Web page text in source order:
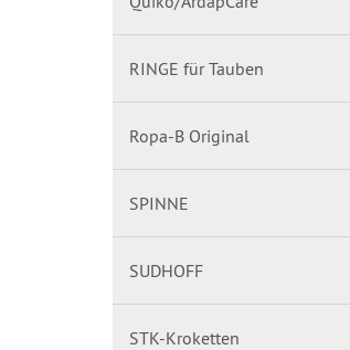
RINGE für Tauben
Ropa-B Original
SPINNE
SUDHOFF
STK-Kroketten